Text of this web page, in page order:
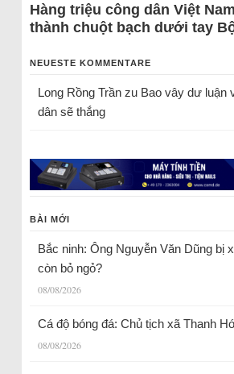
Hàng triệu công dân Việt
thành chuột bạch dưới tay
NEUESTE KOMMENTARE
Long Rồng Trầnzu Bao vây dư luận
dân sẽ thắng
BÀI MỚI
Bắc ninh: Ông Nguyễn Văn Dũng bị
còn bỏ ngỏ?
08/08/2026
Cá độ bóng đá: Chủ tịch xã Thanh
08/08/2026